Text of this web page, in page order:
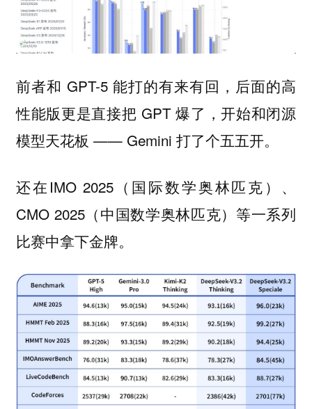
前者和 GPT-5 能打的有来有回，后面的高
性能版更是直接把 GPT 爆了，开始和闭源
模型天花板 —— Gemini 打了个五五开。
还在IMO 2025（国际数学奥林匹克）、
CMO 2025（中国数学奥林匹克）等一系列
比赛中拿下金牌。